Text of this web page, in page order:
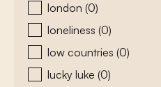
london (0)
loneliness (0)
low countries (0)
lucky luke (0)